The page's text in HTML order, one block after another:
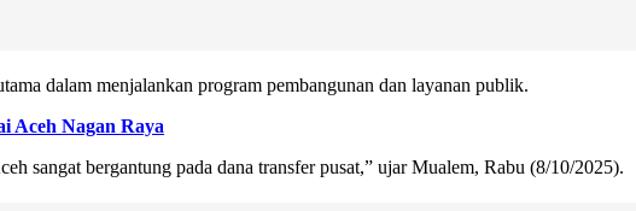
dalam menjalankan program pembangunan dan layanan publik.
Aceh Nagan Raya
sangat bergantung pada dana transfer pusat,” ujar Mualem, Rabu (8/10/2025).